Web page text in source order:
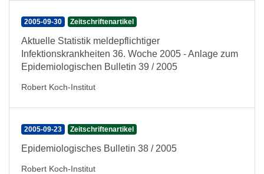
2005-09-30 Zeitschriftenartikel
Aktuelle Statistik meldepflichtiger
Infektionskrankheiten 36. Woche 2005 - Anlage zum
Epidemiologischen Bulletin 39 / 2005
Robert Koch-Institut
2005-09-23 Zeitschriftenartikel
Epidemiologisches Bulletin 38 / 2005
Robert Koch-Institut